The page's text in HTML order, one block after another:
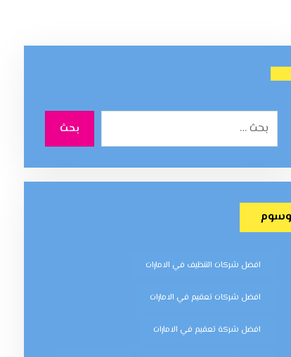
بحث
وسوم
افضل شركات التنظيف في الامارات
افضل شركات تعقيم في الامارات
افضل شركة تعقيم في الامارات